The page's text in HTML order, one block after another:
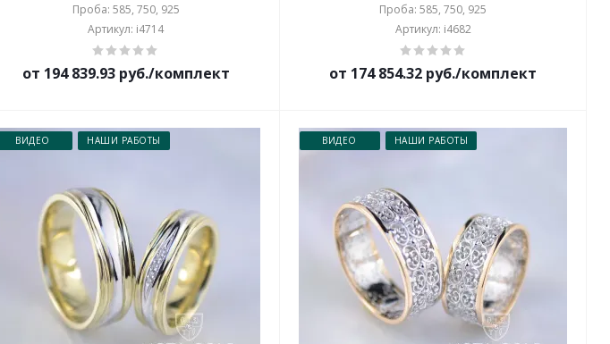
Проба: 585, 750, 925
Артикул: i4714
от 194 839.93 руб./комплект
Проба: 585, 750, 925
Артикул: i4682
от 174 854.32 руб./комплект
ВИДЕО НАШИ РАБОТЫ ВИДЕО НАШИ РАБОТЫ